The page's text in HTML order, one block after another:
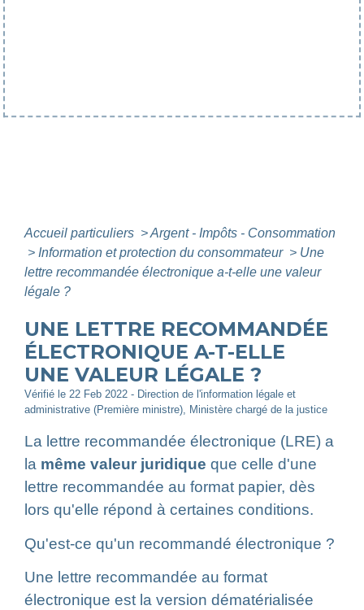
Accueil particuliers >Argent - Impôts - Consommation
> Information et protection du consommateur > Une
lettre recommandée électronique a-t-elle une valeur
légale ?
UNE LETTRE RECOMMANDÉE
ÉLECTRONIQUE A-T-ELLE
UNE VALEUR LÉGALE ?
Vérifié le 22 Feb 2022 - Direction de l'information légale et
administrative (Première ministre), Ministère chargé de la justice
La lettre recommandée électronique (LRE) a
la même valeur juridique que celle d'une
lettre recommandée au format papier, dès
lors qu'elle répond à certaines conditions.
Qu'est-ce qu'un recommandé électronique ?
Une lettre recommandée au format
électronique est la version dématérialisée